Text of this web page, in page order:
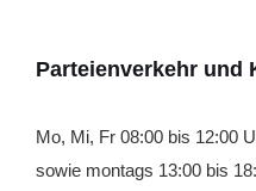
Parteienverkehr und
Mo, Mi, Fr 08:00 bis 12:00
sowie montags 13:00 bis